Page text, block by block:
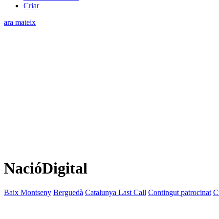
Criar
ara mateix
NacióDigital
Baix Montseny Berguedà Catalunya Last Call Contingut patrocinat